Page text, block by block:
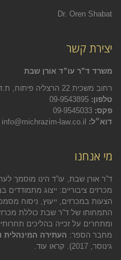
Dr. Oren Shabat
יצירת קשר
משרד ד”ר עו”ד אורן שבת
רחוב משכית 22 הרצליה פיתוח, ת.ד. 12617
טלפון:
פקס:
דוא״ל:
מי אנחנו
מכרזים ציבוריים: ייצוג מתמודדים
הצעות במכרזים, ייעוץ, ניסוח
התמחותו של ד”ר שבת כוללת
ומתחרים על זכייה בהליכים
מחבר הספר: העתירה המינהלית
גינוסר, 2017).
קראו עוד.